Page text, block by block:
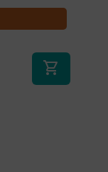
shopping_cart